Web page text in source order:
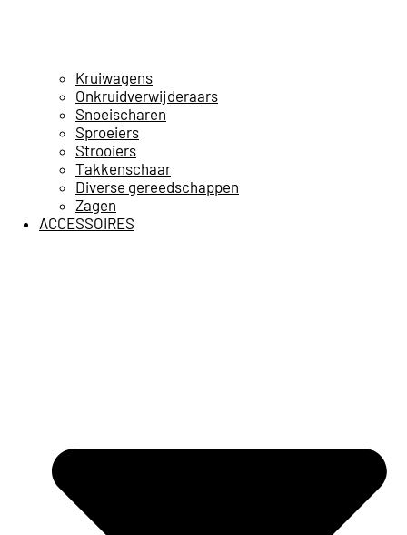
Kruiwagens
Onkruidverwijderaars
Snoeischaren
Sproeiers
Strooiers
Takkenschaar
Diverse gereedschappen
Zagen
ACCESSOIRES